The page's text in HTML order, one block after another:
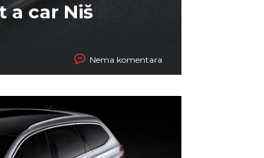
a car Niš
Nema komentara